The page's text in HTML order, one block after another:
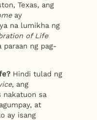
Texas, ang
ay
na lumikha ng
of Life
ng pag-
Hindi tulad ng
, ang
nakatuon sa
at
ay isang